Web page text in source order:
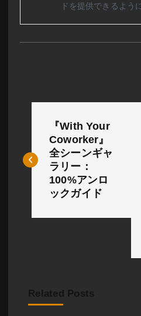
ドを提供できるよう
ナ
ン
『With Your
Coworker』
全シーンギャ
ラリー：
100%アンロ
ックガイド
Related Posts